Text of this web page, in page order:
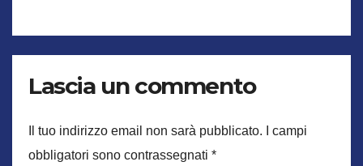
Lascia un commento
Il tuo indirizzo email non sarà pubblicato.
I campi
obbligatori sono contrassegnati *